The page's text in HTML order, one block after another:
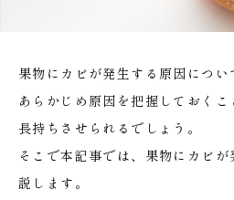
果物にカビが発生する原因につい
あらかじめ原因を把握しておく
長持ちさせられるでしょう。
そこで本記事では、果物にカビ
説します。